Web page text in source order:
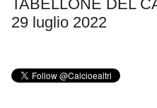
TABELLONE DEL
29 luglio 2022